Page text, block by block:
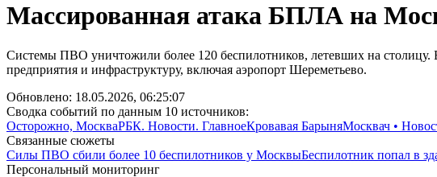
Массированная атака БПЛА на
Системы ПВО уничтожили более 120 беспилотников, летевших на столицу.
предприятия и инфраструктуру, включая аэропорт Шереметьево.
Обновлено: 18.05.2026, 06:25:07
Сводка событий по данным 10 источников:
Осторожно, МоскваРБК. Новости. ГлавноеКровавая БарыняМосквач •
Связанные сюжеты
Силы ПВО сбили более 10 беспилотников у МосквыБеспилотник попал в
Персональный мониторинг